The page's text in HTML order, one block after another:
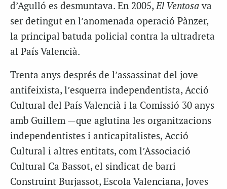
d’Agulló es desmuntava. En 2005,El Ventosava
ser detingut en l’anomenada operació Pànzer,
la principal batuda policial contra la ultradreta
al País Valencià.
Trenta anys després de l’assassinat del jove
antifeixista, l’esquerra independentista, Acció
Cultural del País Valencià i la Comissió 30 anys
amb Guillem —que aglutina les organitzacions
independentistes i anticapitalistes, Acció
Cultural i altres entitats, com l’Associació
Cultural Ca Bassot, el sindicat de barri
Construint Burjassot, Escola Valenciana, Joves